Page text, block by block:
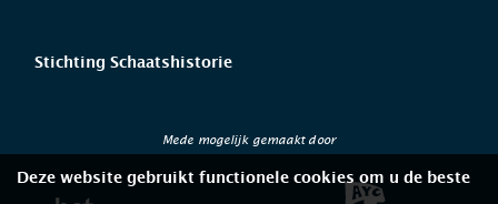
Stichting Schaatshistorie
Mede mogelijk gemaakt door
Deze website gebruikt functionele cookies om u de beste